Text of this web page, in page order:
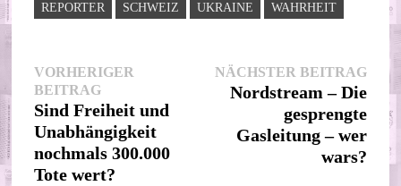
REPORTER
SCHWEIZ UKRAINE WAHRHEIT
Beitragsnavigation
VORHERIGER
BEITRAGVorheriger
Beitrag:
Sind Freiheit und
Unabhängigkeit
nochmals 300.000
Tote wert?
NÄCHSTER BEITRAG
Nordstream – Die
gesprengte
Gasleitung – wer
wars?